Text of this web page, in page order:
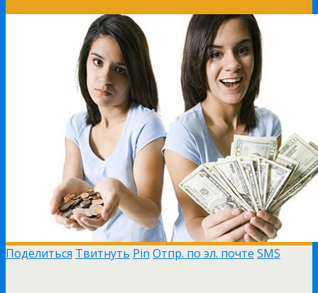
Поделиться Твитнуть Pin Отпр. по эл. почте SMS